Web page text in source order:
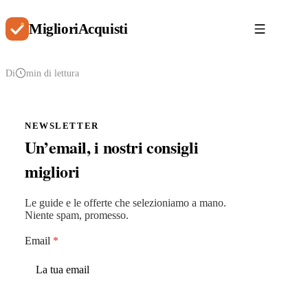
MiglioriAcquisti
Di min di lettura
NEWSLETTER
Un’email, i nostri consigli
migliori
Le guide e le offerte che selezioniamo a mano.
Niente spam, promesso.
Email *